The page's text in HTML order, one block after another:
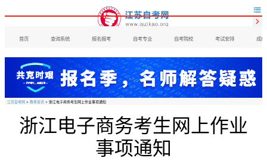

首页 查询系统 报名报考 自考专业 自考院校 考试安排 成绩

江苏自考网 > 教育资讯 > 浙江电子商务考生网上作业事项通知
浙江电子商务考生网上作业
事项通知